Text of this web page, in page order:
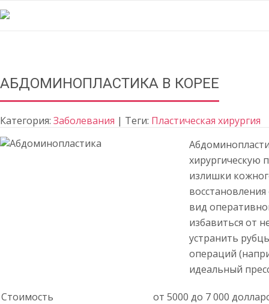
АБДОМИНОПЛАСТИКА В КОРЕЕ
Категория: Заболевания | Теги: Пластическая хирургия
хирургическую
излишки
вид
избавиться от
устранить
операций
идеальный
Стоимость
от 5000 до 7 000